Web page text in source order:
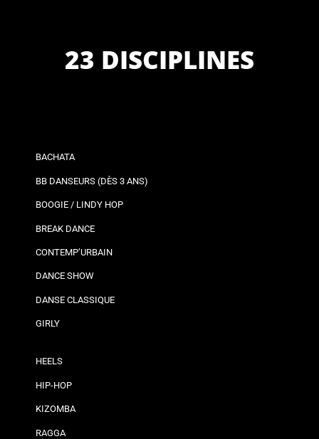
23 DISCIPLINES
BACHATA
BB DANSEURS (DÈS 3 ANS)
BOOGIE / LINDY HOP
BREAK DANCE
CONTEMP’URBAIN
DANCE SHOW
DANSE CLASSIQUE
GIRLY
HEELS
HIP-HOP
KIZOMBA
RAGGA